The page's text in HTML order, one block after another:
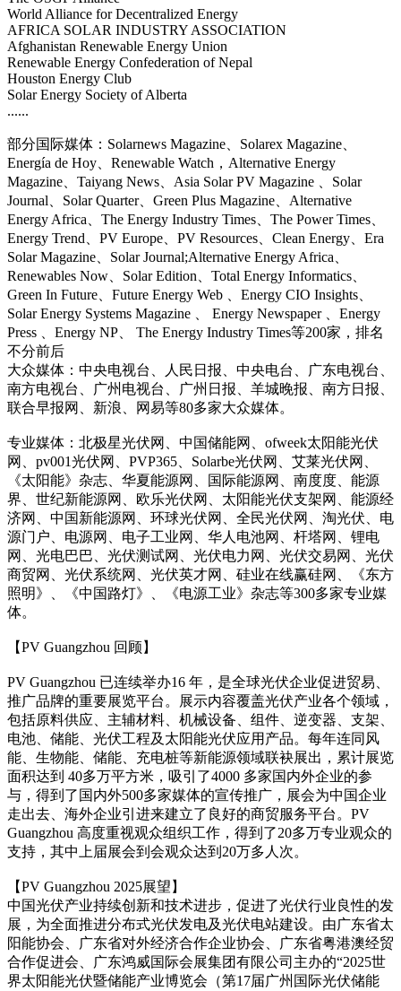
World Alliance for Decentralized Energy
AFRICA SOLAR INDUSTRY ASSOCIATION
Afghanistan Renewable Energy Union
Renewable Energy Confederation of Nepal
Houston Energy Club
Solar Energy Society of Alberta
......
部分国际媒体：Solarnews Magazine、Solarex Magazine、
Energía de Hoy、Renewable Watch，Alternative Energy
Magazine、Taiyang News、Asia Solar PV Magazine 、Solar
Journal、Solar Quarter、Green Plus Magazine、Alternative
Energy Africa、The Energy Industry Times、The Power Times、
Energy Trend、PV Europe、PV Resources、Clean Energy、Era
Solar Magazine、Solar Journal;Alternative Energy Africa、
Renewables Now、Solar Edition、Total Energy Informatics、
Green In Future、Future Energy Web 、Energy CIO Insights、
Solar Energy Systems Magazine 、 Energy Newspaper 、Energy
Press 、Energy NP、 The Energy Industry Times等200家，排名
不分前后
大众媒体：中央电视台、人民日报、中央电台、广东电视台、
南方电视台、广州电视台、广州日报、羊城晚报、南方日报、
联合早报网、新浪、网易等80多家大众媒体。
专业媒体：北极星光伏网、中国储能网、ofweek太阳能光伏
网、pv001光伏网、PVP365、Solarbe光伏网、艾莱光伏网、
《太阳能》杂志、华夏能源网、国际能源网、南度度、能源
界、世纪新能源网、欧乐光伏网、太阳能光伏支架网、能源经
济网、中国新能源网、环球光伏网、全民光伏网、淘光伏、电
源门户、电源网、电子工业网、华人电池网、杆塔网、锂电
网、光电巴巴、光伏测试网、光伏电力网、光伏交易网、光伏
商贸网、光伏系统网、光伏英才网、硅业在线赢硅网、《东方
照明》、《中国路灯》、《电源工业》杂志等300多家专业媒
体。
【PV Guangzhou 回顾】
PV Guangzhou 已连续举办16 年，是全球光伏企业促进贸易、
推广品牌的重要展览平台。展示内容覆盖光伏产业各个领域，
包括原料供应、主辅材料、机械设备、组件、逆变器、支架、
电池、储能、光伏工程及太阳能光伏应用产品。每年连同风
能、生物能、储能、充电桩等新能源领域联袂展出，累计展览
面积达到 40多万平方米，吸引了4000 多家国内外企业的参
与，得到了国内外500多家媒体的宣传推广，展会为中国企业
走出去、海外企业引进来建立了良好的商贸服务平台。PV
Guangzhou 高度重视观众组织工作，得到了20多万专业观众的
支持，其中上届展会到会观众达到20万多人次。
【PV Guangzhou 2025展望】
中国光伏产业持续创新和技术进步，促进了光伏行业良性的发
展，为全面推进分布式光伏发电及光伏电站建设。由广东省太
阳能协会、广东省对外经济合作企业协会、广东省粤港澳经贸
合作促进会、广东鸿威国际会展集团有限公司主办的“2025世
界太阳能光伏暨储能产业博览会（第17届广州国际光伏储能